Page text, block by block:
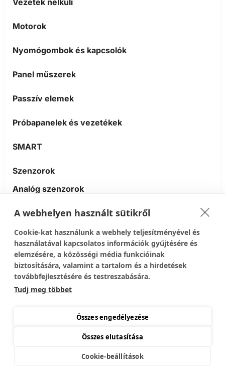
Motorok
Nyomógombok és kapcsolók
Panel műszerek
Passzív elemek
Próbapanelek és vezetékek
SMART
Szenzorok
Analóg szenzorok
Egészség
Fény
Gyorsulásmérő
Hő és páratartalom
Szerelési segédanyagok
A webhelyen használt sütikről
Cookie-kat használunk a webhely teljesítményével és
használatával kapcsolatos információk gyűjtésére és
elemzésére, a közösségi média funkcióinak
biztosítására, valamint a tartalom és a hirdetések
továbbfejlesztésére és testreszabására.
Tudj meg többet
Összes engedélyezése
Összes elutasítása
Cookie-beállítások